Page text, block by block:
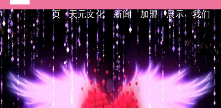
页
天元文化
新闻
加盟
展示
我们